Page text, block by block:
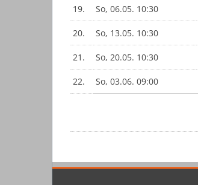
19. So, 06.05. 10:30
20. So, 13.05. 10:30
21. So, 20.05. 10:30
22. So, 03.06. 09:00